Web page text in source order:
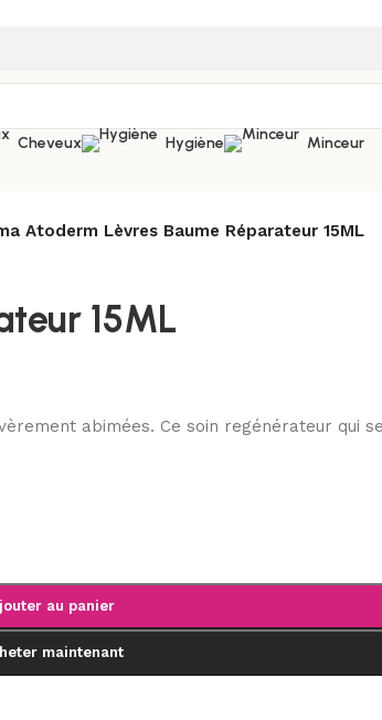
Cheveux Hygiène Minceur
Atoderm Lèvres Baume Réparateur 15ML
15ML
abimées. Ce soin regénérateur qui
au panier
maintenant